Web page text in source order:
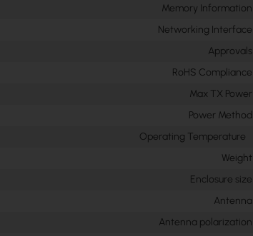
Memory Information
Networking Interface
Approvals
RoHS Compliance
Max TX Power
Power Method
Operating Temperature
Weight
Enclosure size
Antenna
Antenna polarization